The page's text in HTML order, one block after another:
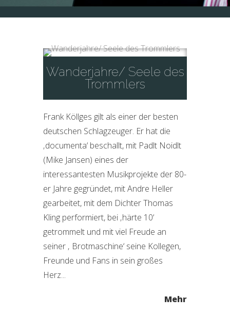
Wanderjahre/ Seele des
Trommlers
Frank Köllges gilt als einer der besten
deutschen Schlagzeuger. Er hat die
‚documenta‘ beschallt, mit Padlt Noidlt
(Mike Jansen) eines der
interessantesten Musikprojekte der 80-
er Jahre gegründet, mit Andre Heller
gearbeitet, mit dem Dichter Thomas
Kling performiert, bei ‚härte 10‘
getrommelt und mit viel Freude an
seiner ‚ Brotmaschine‘ seine Kollegen,
Freunde und Fans in sein großes
Herz...
Mehr